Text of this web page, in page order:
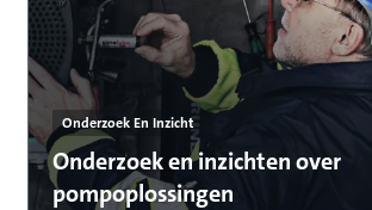
Onderzoek En Inzicht
Onderzoek en inzichten over
pompoplossingen